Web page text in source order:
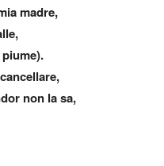
madre,
non la sa,